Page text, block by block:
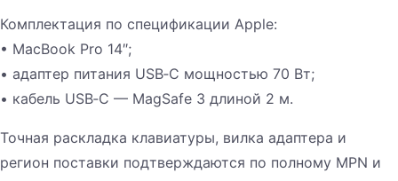
Комплектация по спецификации Apple:
• MacBook Pro 14″;
• адаптер питания USB‑C мощностью 70 Вт;
• кабель USB‑C — MagSafe 3 длиной 2 м.
Точная раскладка клавиатуры, вилка адаптера и
регион поставки подтверждаются по полному MPN и